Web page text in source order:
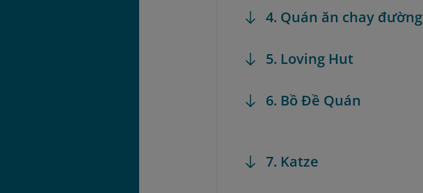
4. Quán ăn chay
5. Loving Hut
6. Bồ Đề Quán
7. Katze